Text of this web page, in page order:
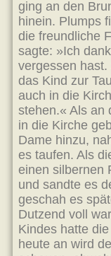
ging an den
hinein. Plumps
die freundliche
sagte: »Ich
vergessen
das Kind zur
auch in die
stehen.« Als an
in die Kirche
Dame hinzu,
es taufen. Als
einen silbernen
und sandte es
geschah es
Dutzend voll
Kindes hatte
heute an wird